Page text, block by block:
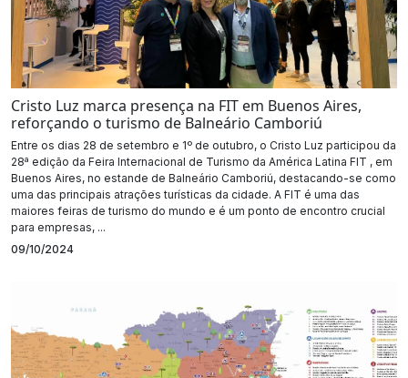
Cristo Luz marca presença na FIT em Buenos Aires,
reforçando o turismo de Balneário Camboriú
Entre os dias 28 de setembro e 1º de outubro, o Cristo Luz participou da
28ª edição da Feira Internacional de Turismo da América Latina FIT , em
Buenos Aires, no estande de Balneário Camboriú, destacando-se como
uma das principais atrações turísticas da cidade. A FIT é uma das
maiores feiras de turismo do mundo e é um ponto de encontro crucial
para empresas, ...
09/10/2024